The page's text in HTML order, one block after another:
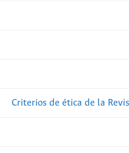
Criterios de ética de la